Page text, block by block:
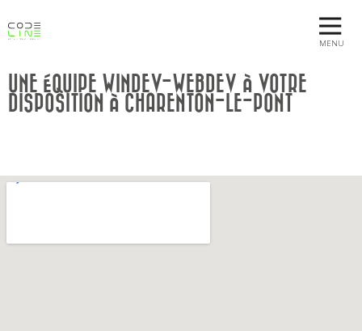
MENU
UNE ÉQUIPE WINDEV-WEBDEV À VOTRE
DISPOSITION À CHARENTON-LE-PONT